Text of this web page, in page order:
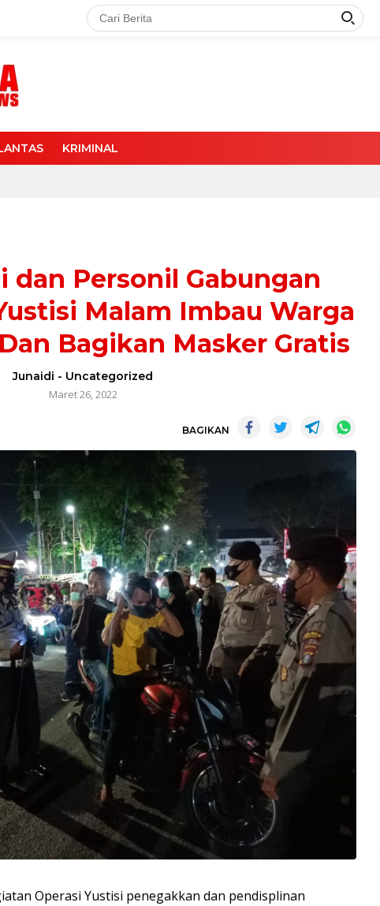
KRIMINAL
dan Personil Gabungan
Malam Imbau Warga
Bagikan Masker Gratis
Junaidi - Uncategorized
Maret 26, 2022
BAGIKAN
Operasi Yustisi penegakkan dan pendisplinan